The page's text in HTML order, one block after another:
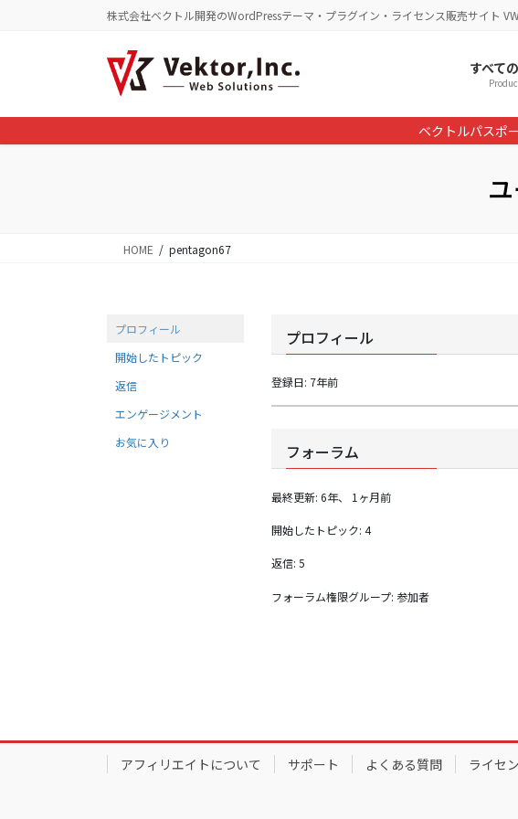
に
移
ョ
ン
株式会社ベクトル開発のWordPressテーマ・プラグイン・ライセンス販売サイト
すべて
ベクトルパスポ
HOME pentagon67
プロフィール
開始したトピック
返信
エンゲージメント
お気に入り
プロフィール
登録日: 7年前
フォーラム
最終更新: 6年、 1ヶ月前
開始したトピック: 4
返信: 5
フォーラム権限グループ: 参加者
アフィリエイトについて サポート よくある質問 ライセ